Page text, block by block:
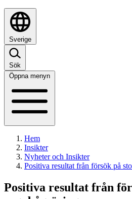
Sverige
Sök
Öppna menyn
Hem
Insikter
Nyheter och Insikter
Positiva resultat från försök på
Positiva resultat från